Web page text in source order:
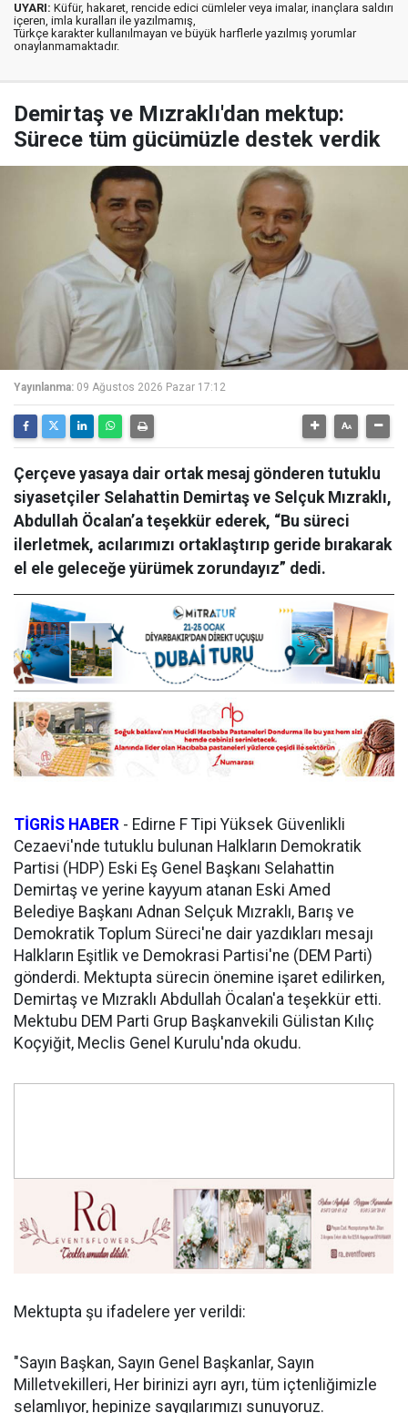
UYARI: Küfür, hakaret, rencide edici cümleler veya imalar, inançlara saldırı
içeren, imla kuralları ile yazılmamış,
Türkçe karakter kullanılmayan ve büyük harflerle yazılmış yorumlar
onaylanmamaktadır.
Demirtaş ve Mızraklı'dan mektup:
Sürece tüm gücümüzle destek verdik
Yayınlanma: 09 Ağustos 2026 Pazar 17:12
Çerçeve yasaya dair ortak mesaj gönderen tutuklu
siyasetçiler Selahattin Demirtaş ve Selçuk Mızraklı,
Abdullah Öcalan’a teşekkür ederek, “Bu süreci
ilerletmek, acılarımızı ortaklaştırıp geride bırakarak
el ele geleceğe yürümek zorundayız” dedi.
TİGRİS HABER - Edirne F Tipi Yüksek Güvenlikli
Cezaevi'nde tutuklu bulunan Halkların Demokratik
Partisi (HDP) Eski Eş Genel Başkanı Selahattin
Demirtaş ve yerine kayyum atanan Eski Amed
Belediye Başkanı Adnan Selçuk Mızraklı, Barış ve
Demokratik Toplum Süreci'ne dair yazdıkları mesajı
Halkların Eşitlik ve Demokrasi Partisi'ne (DEM Parti)
gönderdi. Mektupta sürecin önemine işaret edilirken,
Demirtaş ve Mızraklı Abdullah Öcalan'a teşekkür etti.
Mektubu DEM Parti Grup Başkanvekili Gülistan Kılıç
Koçyiğit, Meclis Genel Kurulu'nda okudu.
Mektupta şu ifadelere yer verildi:
"Sayın Başkan, Sayın Genel Başkanlar, Sayın
Milletvekilleri, Her birinizi ayrı ayrı, tüm içtenliğimizle
selamlıyor, hepinize saygılarımızı sunuyoruz.